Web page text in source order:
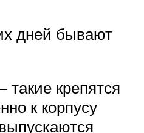
дней бывают
крепятся
к корпусу